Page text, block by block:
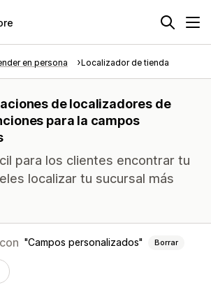
en persona Localizador de tienda
de localizadores de
para la campos
para los clientes encontrar tu
localizar tu sucursal más
Campos personalizados Borrar